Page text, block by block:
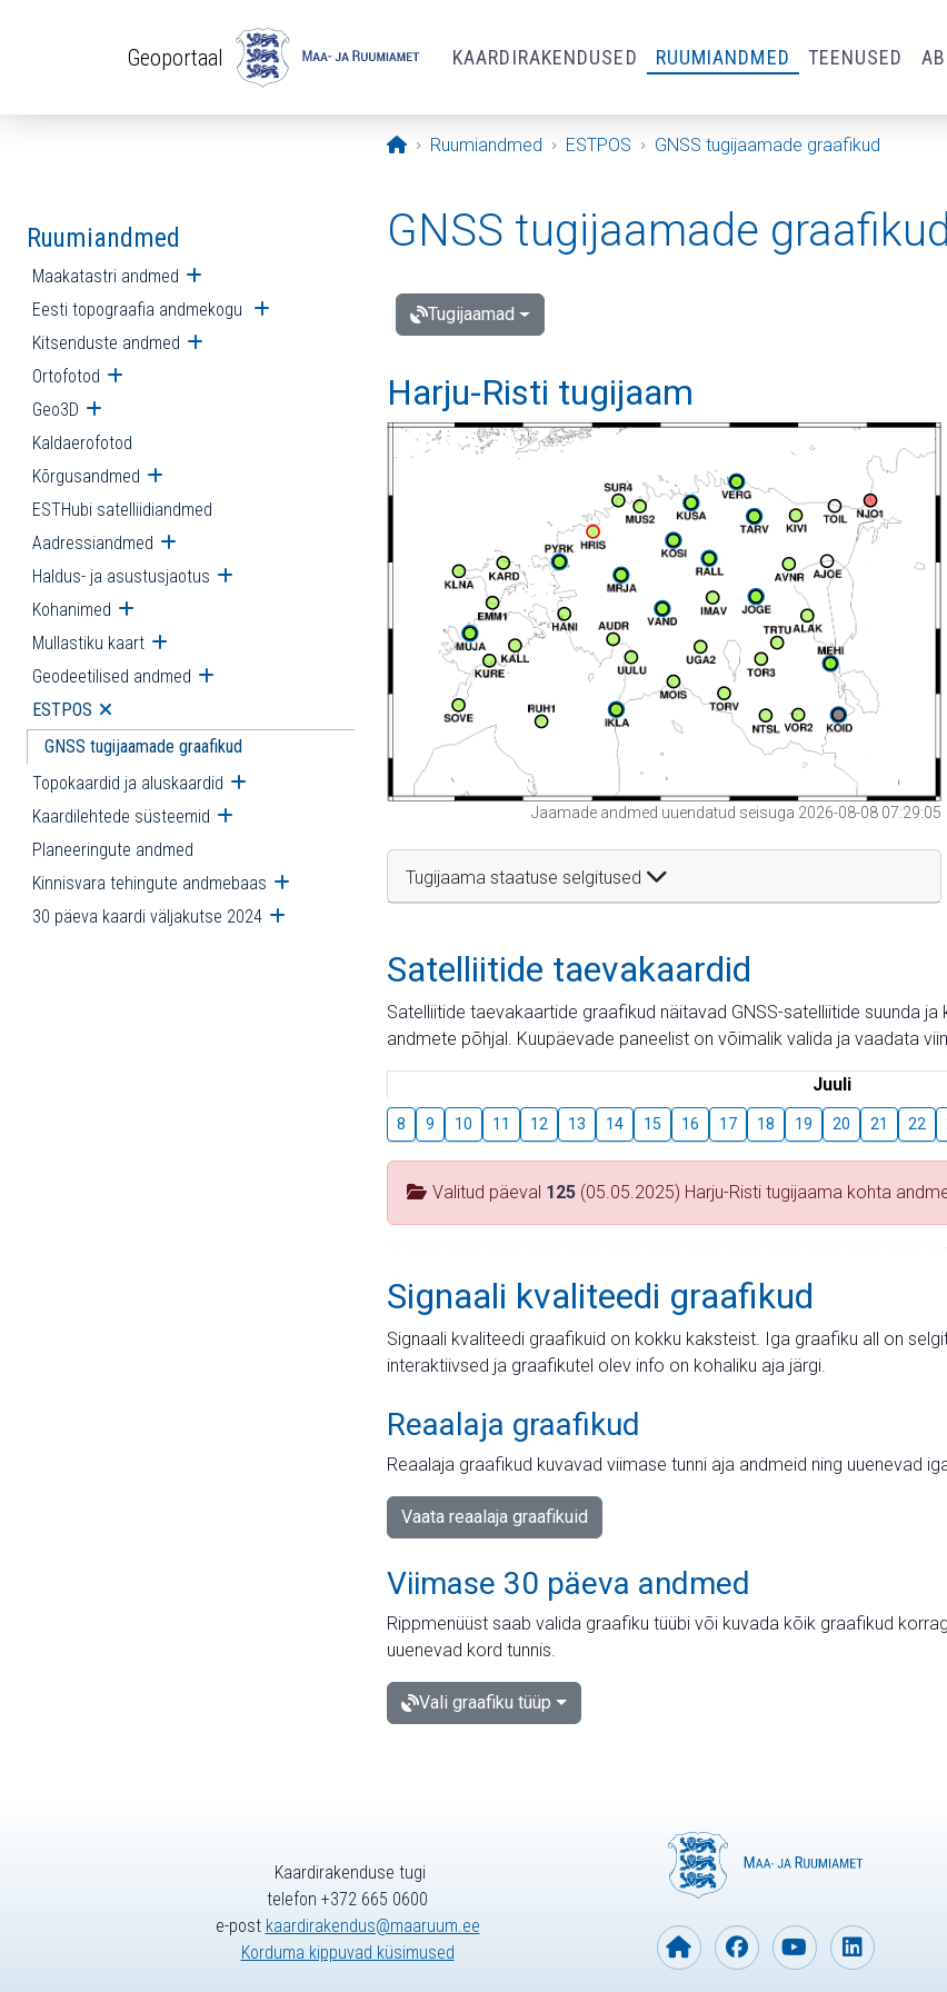
Geoportaal KAARDIRAKENDUSED RUUMIANDMED TEENUSED
Avaleht
Ruumiandmed ESTPOS GNSS tugijaamade graafikud
Ruumiandmed
Maakatastri andmed Ava alammenüü
Eesti topograafia andmekogu Ava alammenüü
Kitsenduste andmed Ava alammenüü
Ortofotod Ava alammenüü
Geo3D Ava alammenüü
Kaldaerofotod
Kõrgusandmed Ava alammenüü
ESTHubi satelliidiandmed
Aadressiandmed Ava alammenüü
Haldus- ja asustusjaotus Ava alammenüü
Kohanimed Ava alammenüü
Mullastiku kaart Ava alammenüü
Geodeetilised andmed Ava alammenüü
ESTPOS Ava alammenüü
GNSS tugijaamade graafikud
Topokaardid ja aluskaardid Ava alammenüü
Kaardilehtede süsteemid Ava alammenüü
Planeeringute andmed
Kinnisvara tehingute andmebaas Ava alammenüü
30 päeva kaardi väljakutse 2024 Ava alammenüü
GNSS tugijaamade graafikud
Tugijaamad
Harju-Risti tugijaam
Jaamade andmed uuendatud seisuga 2026-08-08 07:29:05
Tugijaama staatuse selgitused
Satelliitide taevakaardid
Satelliitide taevakaartide graafikud näitavad GNSS-satelliitide suunda
andmete põhjal. Kuupäevade paneelist on võimalik valida ja vaadata
Juuli
8 9 10 11 12 13 14 15 16 17 18 19 20 21 22
Valitud päeval 125 (05.05.2025) Harju-Risti tugijaama kohta
Signaali kvaliteedi graafikud
Signaali kvaliteedi graafikuid on kokku kaksteist. Iga graafiku all on
interaktiivsed ja graafikutel olev info on kohaliku aja järgi.
Reaalaja graafikud
Reaalaja graafikud kuvavad viimase tunni aja andmeid ning uuenevad
Vaata reaalaja graafikuid
Viimase 30 päeva andmed
Rippmenüüst saab valida graafiku tüübi või kuvada kõik graafikud
uuenevad kord tunnis.
Vali graafiku tüüp
Kaardirakenduse tugi
telefon +372 665 0600
e-post kaardirakendus@maaruum.ee
Korduma kippuvad küsimused